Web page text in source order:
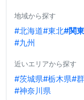
地域から探す
#北海道#東北#関東
#九州
近いエリアから探す
#茨城県#栃木県#
#神奈川県